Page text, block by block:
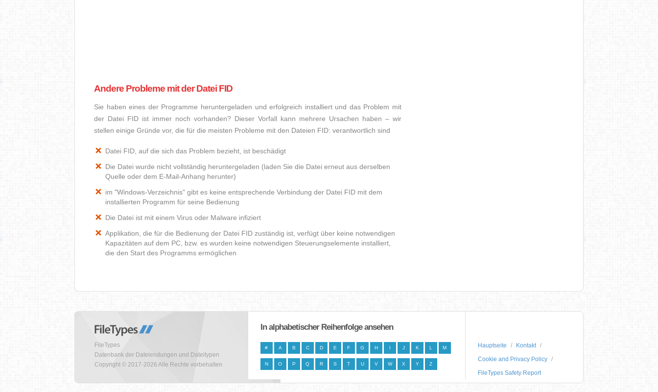
Andere Probleme mit der Datei FID
Sie haben eines der Programme heruntergeladen und erfolgreich installiert und das Problem mit
der Datei FID ist immer noch vorhanden? Dieser Vorfall kann mehrere Ursachen haben – wir
stellen einige Gründe vor, die für die meisten Probleme mit den Dateien FID: verantwortlich sind
Datei FID, auf die sich das Problem bezieht, ist beschädigt
Die Datei wurde nicht vollständig heruntergeladen (laden Sie die Datei erneut aus derselben
Quelle oder dem E-Mail-Anhang herunter)
im "Windows-Verzeichnis" gibt es keine entsprechende Verbindung der Datei FID mit dem
installierten Programm für seine Bedienung
Die Datei ist mit einem Virus oder Malware infiziert
Applikation, die für die Bedienung der Datei FID zuständig ist, verfügt über keine notwendigen
Kapazitäten auf dem PC, bzw. es wurden keine notwendigen Steuerungselemente installiert,
die den Start des Programms ermöglichen
FileTypes
Datenbank der Dateiendungen und Dateitypen
Copyright © 2017-2026 Alle Rechte vorbehalten
In alphabetischer Reihenfolge ansehen
# A B C D E F G H I J K L M
N O P Q R S T U V W X Y Z
Hauptseite
Kontakt
Cookie and Privacy Policy
FileTypes Safety Report